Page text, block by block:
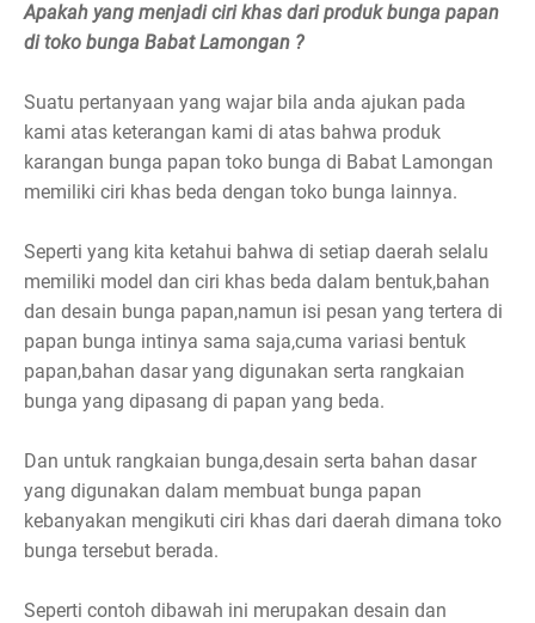
Apakah yang menjadi ciri khas dari produk bunga papan
di toko bunga Babat Lamongan ?
Suatu pertanyaan yang wajar bila anda ajukan pada
kami atas keterangan kami di atas bahwa produk
karangan bunga papan toko bunga di Babat Lamongan
memiliki ciri khas beda dengan toko bunga lainnya.
Seperti yang kita ketahui bahwa di setiap daerah selalu
memiliki model dan ciri khas beda dalam bentuk,bahan
dan desain bunga papan,namun isi pesan yang tertera di
papan bunga intinya sama saja,cuma variasi bentuk
papan,bahan dasar yang digunakan serta rangkaian
bunga yang dipasang di papan yang beda.
Dan untuk rangkaian bunga,desain serta bahan dasar
yang digunakan dalam membuat bunga papan
kebanyakan mengikuti ciri khas dari daerah dimana toko
bunga tersebut berada.
Seperti contoh dibawah ini merupakan desain dan